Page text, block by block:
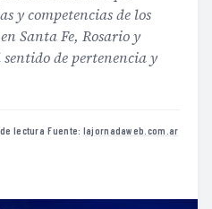
y competencias de los
Santa Fe, Rosario y
de pertenencia y
lectura·Fuente: lajornadaweb.com.ar